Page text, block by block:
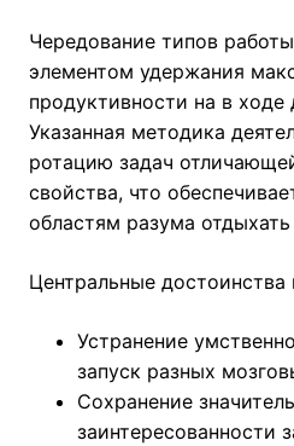
Чередование типов
элементом удержания
продуктивности на в ходе
Указанная методика
ротацию задач
свойства, что
областям разума отдыхать
Центральные
Устранение
запуск разных
Сохранение
заинтересованности